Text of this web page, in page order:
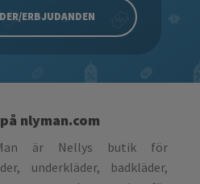
ERBJUDANDEN
nlyman.com
är Nellys butik för
underkläder, badkläder,